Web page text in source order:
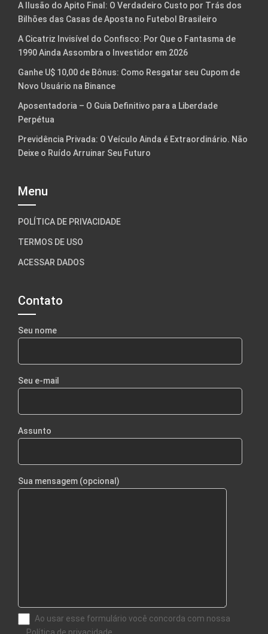
A Ilusão do Apito Final: O Verdadeiro Custo por Trás dos
Bilhões das Casas de Aposta no Futebol Brasileiro
A Cicatriz Invisível do Confisco: Por Que o Fantasma de
1990 Ainda Assombra o Investidor em 2026
Ganhe U$ 10,00 de Bônus: Como Resgatar seu Cupom de
Novo Usuário na Binance
Aposentadoria – O Guia Definitivo para a Liberdade
Perpétua
Previdência Privada: O Veículo Ainda é Extraordinário. Não
Deixe o Ruído Arruinar Seu Futuro
Menu
POLÍTICA DE PRIVACIDADE
TERMOS DE USO
ACESSAR DADOS
Contato
Seu nome
Seu e-mail
Assunto
Sua mensagem (opcional)
Ao usar esse formulário você concorda com nossa
Política de privacidade.